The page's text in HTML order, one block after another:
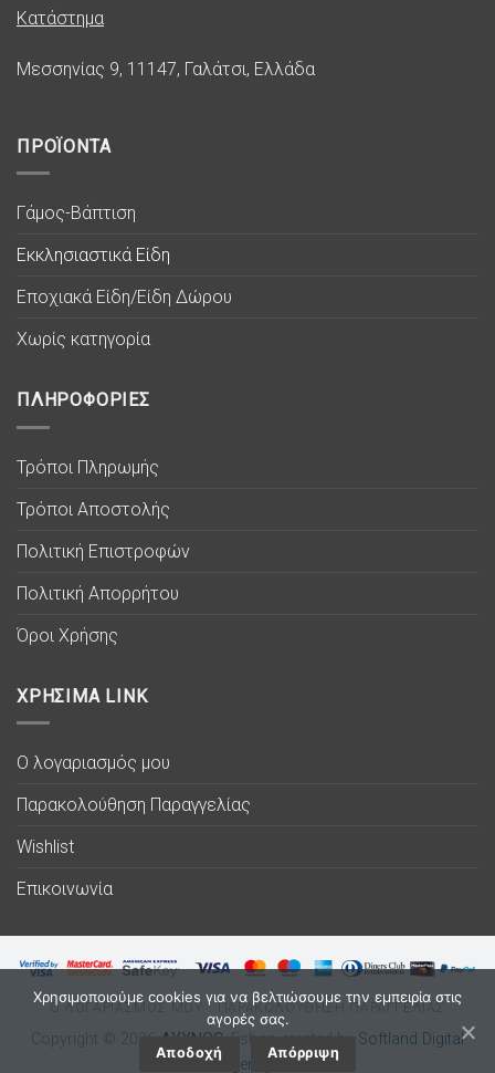
Κατάστημα
Μεσσηνίας 9, 11147, Γαλάτσι, Ελλάδα
ΠΡΟΪΟΝΤΑ
Γάμος-Βάπτιση
Εκκλησιαστικά Είδη
Εποχιακά Είδη/Είδη Δώρου
Χωρίς κατηγορία
ΠΛΗΡΟΦΟΡΙΕΣ
Τρόποι Πληρωμής
Τρόποι Αποστολής
Πολιτική Επιστροφών
Πολιτική Απορρήτου
Όροι Χρήσης
ΧΡΗΣΙΜΑ LINK
Ο λογαριασμός μου
Παρακολούθηση Παραγγελίας
Wishlist
Επικοινωνία
Ο ΛΟΓΑΡΙΑΣΜΟΣ ΜΟΥ ΠΑΡΑΚΟΛΟΥΘΗΣΗ ΠΑΡΑΓΓΕΛΙΑΣ
Copyright © 2026 ΛΥΧΝΟC . Eshop created by Softland Digital
Agency.
Χρησιμοποιούμε cookies για να βελτιώσουμε την εμπειρία στις
αγορές σας.
Αποδοχή Απόρριψη